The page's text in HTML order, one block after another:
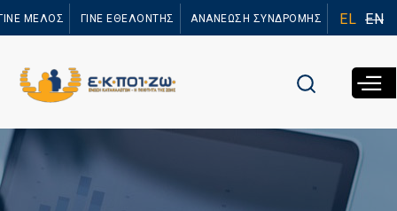
προς το
ΜΕΛΟΣ ΓΙΝΕ ΕΘΕΛΟΝΤΗΣ ΑΝΑΝΕΩΣΗ ΣΥΝΔΡΟΜΗΣ EL EN